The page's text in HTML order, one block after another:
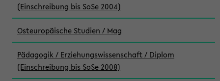
(Einschreibung bis SoSe 2004)
Osteuropäische Studien / Mag
Pädagogik / Erziehungswissenschaft / Diplom
(Einschreibung bis SoSe 2008)